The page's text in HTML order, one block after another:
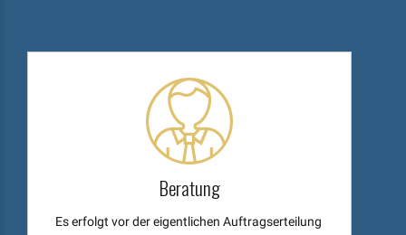
Beratung
Es erfolgt vor der eigentlichen Auftragserteilung